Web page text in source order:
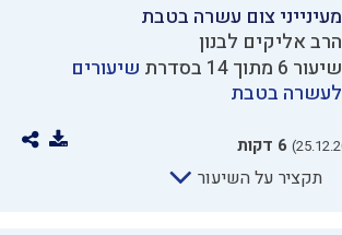
מעינייני צום עשרה בטבת
הרב אליקים לבנון
שיעור 6 מתוך 14 בסדרת
שיעורים
לעשרה בטבת
6 דקות
תקציר על השיעור